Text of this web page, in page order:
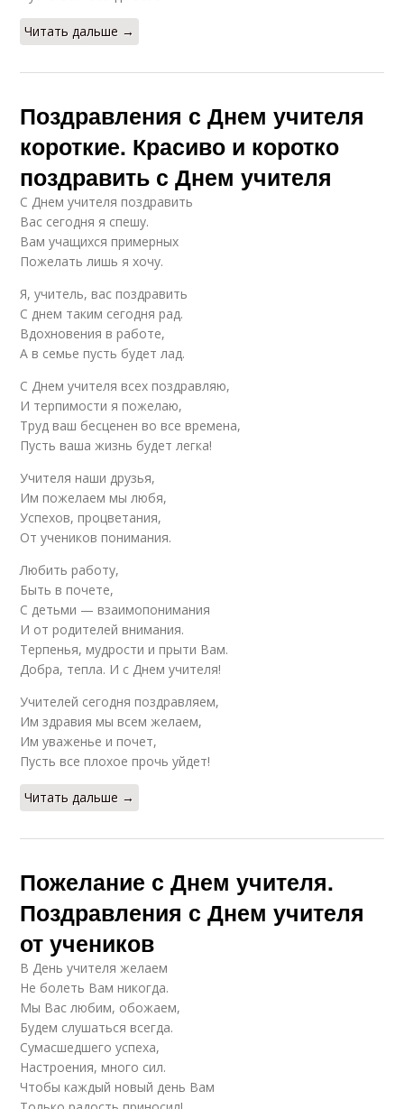
Читать дальше →
Поздравления с Днем учителя
короткие. Красиво и коротко
поздравить с Днем учителя
С Днем учителя поздравить
Вас сегодня я спешу.
Вам учащихся примерных
Пожелать лишь я хочу.
Я, учитель, вас поздравить
С днем таким сегодня рад.
Вдохновения в работе,
А в семье пусть будет лад.
С Днем учителя всех поздравляю,
И терпимости я пожелаю,
Труд ваш бесценен во все времена,
Пусть ваша жизнь будет легка!
Учителя наши друзья,
Им пожелаем мы любя,
Успехов, процветания,
От учеников понимания.
Любить работу,
Быть в почете,
С детьми — взаимопонимания
И от родителей внимания.
Терпенья, мудрости и прыти Вам.
Добра, тепла. И с Днем учителя!
Учителей сегодня поздравляем,
Им здравия мы всем желаем,
Им уваженье и почет,
Пусть все плохое прочь уйдет!
Читать дальше →
Пожелание с Днем учителя.
Поздравления с Днем учителя
от учеников
В День учителя желаем
Не болеть Вам никогда.
Мы Вас любим, обожаем,
Будем слушаться всегда.
Сумасшедшего успеха,
Настроения, много сил.
Чтобы каждый новый день Вам